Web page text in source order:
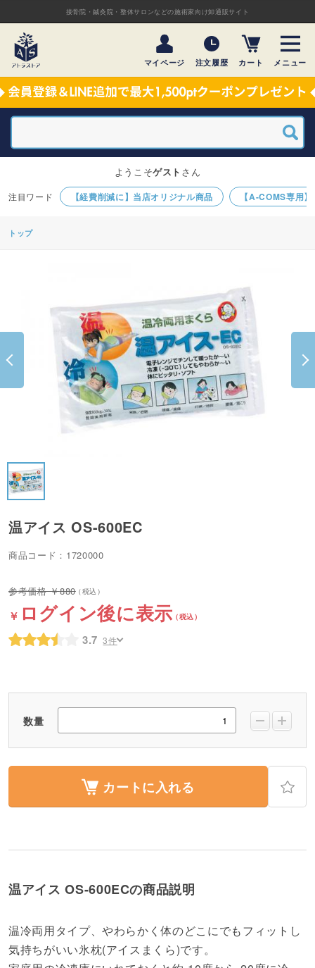
接骨院・鍼灸院・整体サロンなどの施術家向け卸通販サイト
マイページ 注文履歴 カート メニュー
【経費削減に】当店オリジナル商品 【A-COMS専用
ようこそゲスト さん
トップ
温アイス OS-600EC
商品コード：1720000
880
ログイン後に表示
3.7 3件
数量
カートに入れる
温アイス OS-600ECの商品説明
温冷両用タイプ、やわらかく体のどこにでもフィットし
気持ちがいい氷枕(アイスまくら)です。